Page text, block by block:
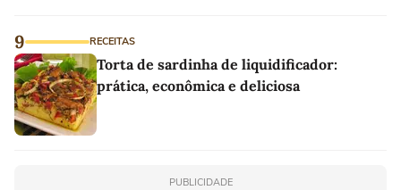
9 RECEITAS
Torta de sardinha de liquidificador:
prática, econômica e deliciosa
PUBLICIDADE